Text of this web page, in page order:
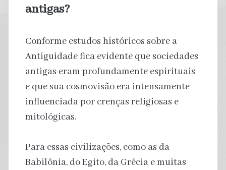
antigas?
Conforme estudos históricos sobre a
Antiguidade fica evidente que sociedades
antigas eram profundamente espirituais
e que sua cosmovisão era intensamente
influenciada por crenças religiosas e
mitológicas.
Para essas civilizações, como as da
Babilônia, do Egito, da Grécia e muitas